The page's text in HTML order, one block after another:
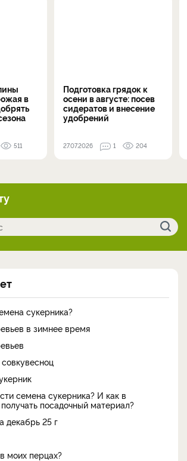
в
511
Подготовка грядок к
осени в августе: посев
сидератов и внесение
удобрений
27.07.2026 1 204
сукерника?
в зимнее время
семена сукерника? И как в
посадочный материал?
декабрь 25 г
моих перцах?